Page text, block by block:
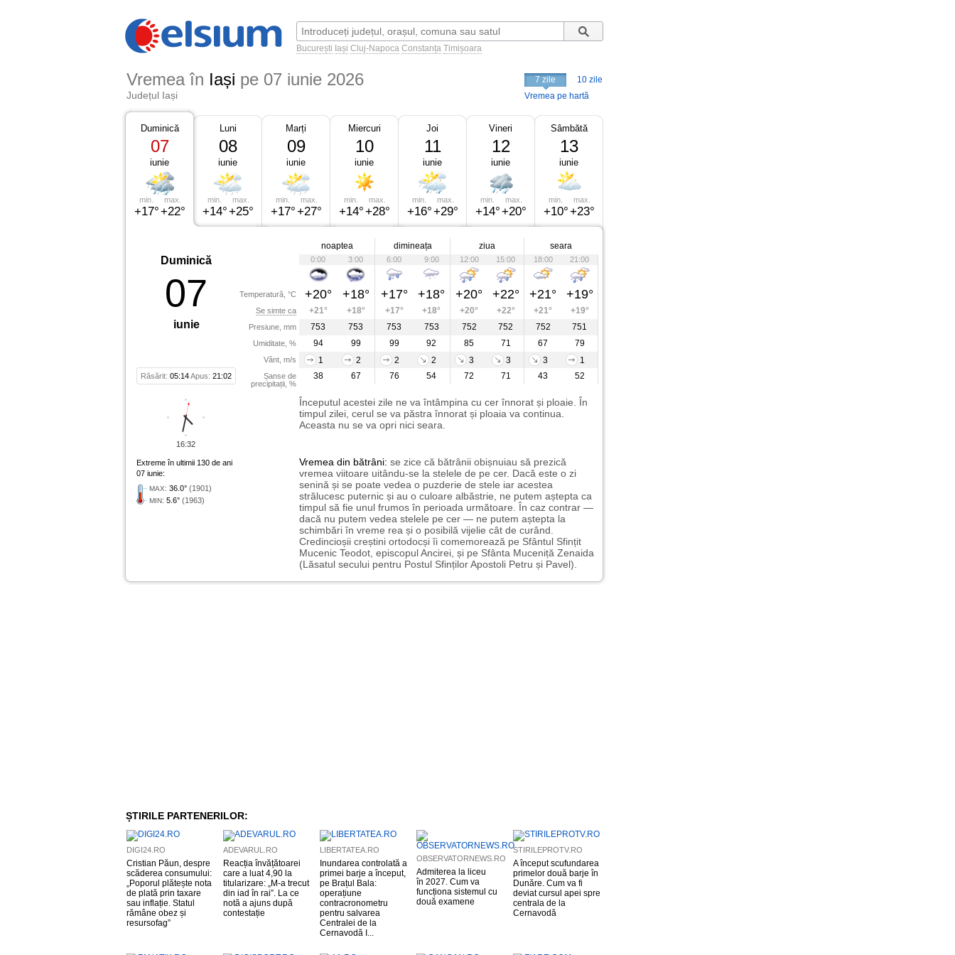
București Iași Cluj-Napoca Constanța Timișoara
Vremea în Iași pe 07 iunie 2026
Județul Iași
7 zile
10 zile
Vremea pe hartă
Duminică
07
iunie
min.
+17°
max.
+22°
Luni
08
iunie
min.
+14°
max.
+25°
Marți
09
iunie
min.
+17°
max.
+27°
Miercuri
10
iunie
min.
+14°
max.
+28°
Joi
11
iunie
min.
+16°
max.
+29°
Vineri
12
iunie
min.
+14°
max.
+20°
Sâmbătă
13
iunie
min.
+10°
max.
+23°
Duminică
07
iunie
Răsărit: 05:14Apus: 21:02
Temperatură, °C
Se simte ca
Presiune, mm
Umiditate, %
Vânt, m/s
Șanse de
precipitații, %
noaptea dimineața ziua seara
0:00 3:00 6:00 9:00 12:00 15:00 18:00 21:00
+20° +18° +17° +18° +20° +22° +21° +19°
+21° +18° +17° +18° +20° +22° +21°
+19°
753
753 753 753 752 752 752
751
94
99 99 92 85 71 67
79
1
2 2 2 3 3 3
1
38
67 76 54 72 71 43 52
Începutul acestei zile ne va întâmpina cu cer înnorat și ploaie. În
timpul zilei, cerul se va păstra înnorat și ploaia va continua.
Aceasta nu se va opri nici seara.
Extreme în ultimii 130 de ani
07 iunie:
MAX: 36.0° (1901)
MIN: 5.6° (1963)
Vremea din bătrâni: se zice că bătrânii obișnuiau să prezică
vremea viitoare uitându-se la stelele de pe cer. Dacă este o zi
senină și se poate vedea o puzderie de stele iar acestea
strălucesc puternic și au o culoare albăstrie, ne putem aștepta ca
timpul să fie unul frumos în perioada următoare. În caz contrar —
dacă nu putem vedea stelele pe cer — ne putem aștepta la
schimbări în vreme rea și o posibilă vijelie cât de curând.
Credincioșii creștini ortodocși îi comemorează pe Sfântul Sfințit
Mucenic Teodot, episcopul Ancirei, și pe Sfânta Muceniță Zenaida
(Lăsatul secului pentru Postul Sfinților Apostoli Petru și Pavel).
16:32
ȘTIRILE PARTENERILOR:
DIGI24.RO
Cristian Păun, despre
scăderea consumului:
„Poporul plătește nota
de plată prin taxare
sau inflație. Statul
rămâne obez și
resursofag”
ADEVARUL.RO
Reacția învățătoarei
care a luat 4,90 la
titularizare: „M-a trecut
din iad în rai”. La ce
notă a ajuns după
contestație
LIBERTATEA.RO
Inundarea controlată a
primei barje a început,
pe Brațul Bala:
operațiune
contracronometru
pentru salvarea
Centralei de la
Cernavodă I...
OBSERVATORNEWS.RO
Admiterea la liceu
în 2027. Cum va
funcționa sistemul cu
două examene
STIRILEPROTV.RO
A început scufundarea
primelor două barje în
Dunăre. Cum va fi
deviat cursul apei spre
centrala de la
Cernavodă